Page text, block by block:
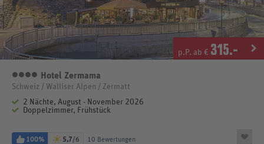
p.P. ab € 315.-
4 Sterne
Hotel Zermama
Schweiz / Walliser Alpen / Zermatt
2 Nächte, August - November 2026
Doppelzimmer, Frühstück
100% 5,7/6 10 Bewertungen